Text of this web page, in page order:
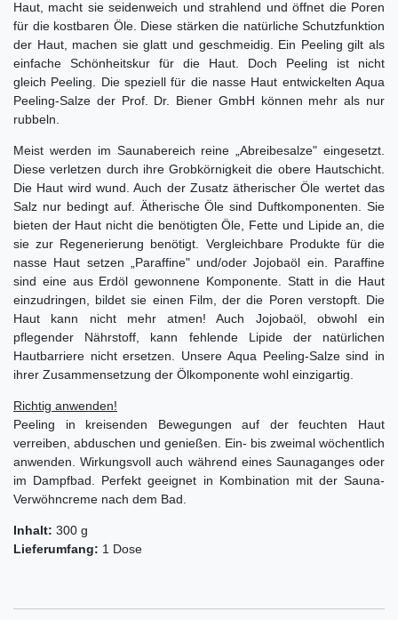
Haut, macht sie seidenweich und strahlend und öffnet die Poren
für die kostbaren Öle. Diese stärken die natürliche Schutzfunktion
der Haut, machen sie glatt und geschmeidig. Ein Peeling gilt als
einfache Schönheitskur für die Haut. Doch Peeling ist nicht
gleich Peeling. Die speziell für die nasse Haut entwickelten Aqua
Peeling-Salze der Prof. Dr. Biener GmbH können mehr als nur
rubbeln.
Meist werden im Saunabereich reine „Abreibesalze" eingesetzt.
Diese verletzen durch ihre Grobkörnigkeit die obere Hautschicht.
Die Haut wird wund. Auch der Zusatz ätherischer Öle wertet das
Salz nur bedingt auf. Ätherische Öle sind Duftkomponenten. Sie
bieten der Haut nicht die benötigten Öle, Fette und Lipide an, die
sie zur Regenerierung benötigt. Vergleichbare Produkte für die
nasse Haut setzen „Paraffine" und/oder Jojobaöl ein. Paraffine
sind eine aus Erdöl gewonnene Komponente. Statt in die Haut
einzudringen, bildet sie einen Film, der die Poren verstopft. Die
Haut kann nicht mehr atmen! Auch Jojobaöl, obwohl ein
pflegender Nährstoff, kann fehlende Lipide der natürlichen
Hautbarriere nicht ersetzen. Unsere Aqua Peeling-Salze sind in
ihrer Zusammensetzung der Ölkomponente wohl einzigartig.
Richtig anwenden!
Peeling in kreisenden Bewegungen auf der feuchten Haut
verreiben, abduschen und genießen. Ein- bis zweimal wöchentlich
anwenden. Wirkungsvoll auch während eines Saunaganges oder
im Dampfbad. Perfekt geeignet in Kombination mit der Sauna-
Verwöhncreme nach dem Bad.
Inhalt: 300 g
Lieferumfang: 1 Dose